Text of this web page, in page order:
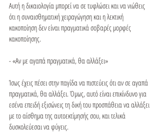
Αυτή η δικαιολογία μπορεί να σε τυφλώσει και να νιώθεις
ότι η συναισθηματική χειραγώγηση και η λεκτική
κακοποίηση δεν είναι πραγματικά σοβαρές μορφές
κακοποίησης.
- «Αν με αγαπά πραγματικά, θα αλλάξει»
Ίσως έχεις πέσει στην παγίδα να πιστεύεις ότι αν σε αγαπά
πραγματικά, θα αλλάξει. Όμως, αυτό είναι επικίνδυνο για
εσένα επειδή εξισώνεις τη δική του προσπάθεια να αλλάξει
με το αίσθημα της αυτοεκτίμησής σου, και τελικά
δυσκολεύεσαι να φύγεις.